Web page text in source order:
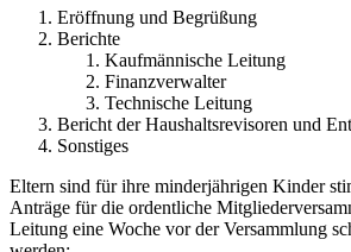
Eröffnung und Begrüßung
Berichte
Kaufmännische Leitung
Finanzverwalter
Technische Leitung
Bericht der Haushaltsrevisoren und
Sonstiges
Eltern sind für ihre minderjährigen Kinder
Anträge für die ordentliche
Leitung eine Woche vor der Versammlung